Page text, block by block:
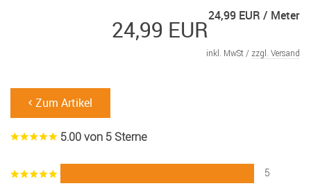
24,99 EUR24,99 EUR / Meter
inkl. MwSt / zzgl. Versand
Zum Artikel
5.00 von 5 Sterne
5